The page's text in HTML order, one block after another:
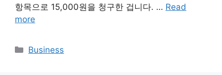
항목으로 15,000원을 청구한 겁니다. … Read
more
Categories
Business